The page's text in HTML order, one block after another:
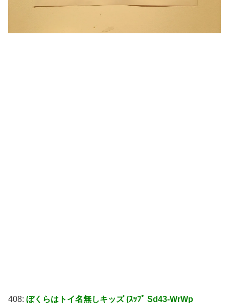
408: ぼくらはトイ名無しキッズ (ｽｯﾌﾟ Sd43-WrWp